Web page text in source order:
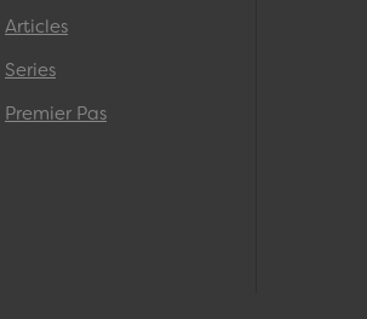
Articles
Series
Premier Pas